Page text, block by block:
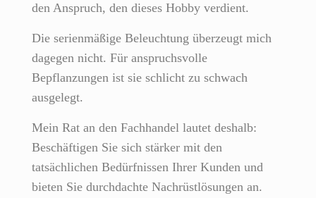
den Anspruch, den dieses Hobby verdient.
Die serienmäßige Beleuchtung überzeugt mich
dagegen nicht. Für anspruchsvolle
Bepflanzungen ist sie schlicht zu schwach
ausgelegt.
Mein Rat an den Fachhandel lautet deshalb:
Beschäftigen Sie sich stärker mit den
tatsächlichen Bedürfnissen Ihrer Kunden und
bieten Sie durchdachte Nachrüstlösungen an.